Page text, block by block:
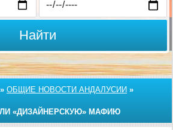
Найти
» ОБЩИЕ НОВОСТИ АНДАЛУСИИ »
«ДИЗАЙНЕРСКУЮ» МАФИЮ